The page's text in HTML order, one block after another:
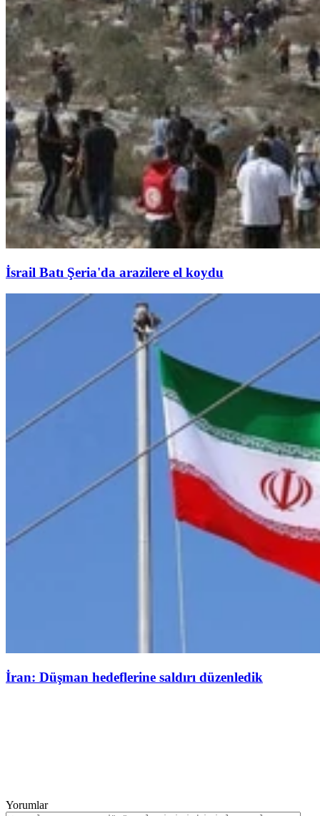
İsrail Batı Şeria'da arazilere el koydu
İran: Düşman hedeflerine saldırı düzenledik
Yorumlar